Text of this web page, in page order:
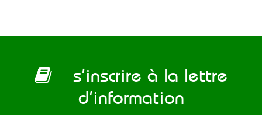
s’inscrire à la lettre
d’information